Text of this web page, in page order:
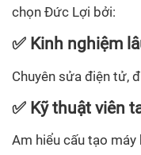
chọn Đức Lợi bởi:
✅ Kinh nghiệm
Chuyên sửa điện tử,
✅ Kỹ thuật viên
Am hiểu cấu tạo máy